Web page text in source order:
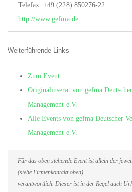
Telefax: +49 (228) 850276-22
http://www.gefma.de
Weiterführende Links
Zum Event
Originalinserat von gefma
Management e.V.
Alle Events von gefma Deutscher
Management e.V.
Für das oben stehende Event ist allein der
(siehe Firmenkontakt oben)
verantwortlich. Dieser ist in der Regel auch